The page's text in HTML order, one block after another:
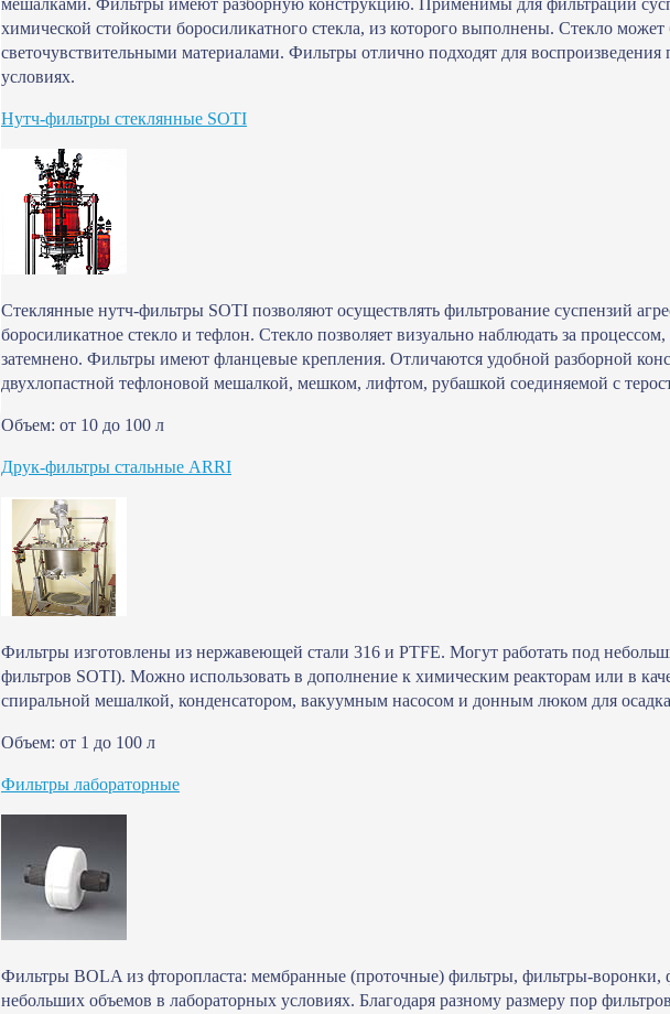
мешалками. Фильтры имеют разборную конструкцию. Применимы для фильтрации
химической стойкости боросиликатного стекла, из которого выполнены. Стекло
светочувствительными материалами. Фильтры отлично подходят для
условиях.
Нутч-фильтры стеклянные SOTI
Стеклянные нутч-фильтры SOTI позволяют осуществлять фильтрование суспензий
боросиликатное стекло и тефлон. Стекло позволяет визуально наблюдать за
затемнено. Фильтры имеют фланцевые крепления. Отличаются удобной разборной
двухлопастной тефлоновой мешалкой, мешком, лифтом, рубашкой соединяемой с
Объем: от 10 до 100 л
Друк-фильтры стальные ARRI
Фильтры изготовлены из нержавеющей стали 316 и PTFE. Могут работать под
фильтров SOTI). Можно использовать в дополнение к химическим реакторам или в
спиральной мешалкой, конденсатором, вакуумным насосом и донным люком для
Объем: от 1 до 100 л
Фильтры лабораторные
Фильтры BOLA из фторопласта: мембранные (проточные) фильтры, фильтры-
небольших объемов в лабораторных условиях. Благодаря разному размеру пор